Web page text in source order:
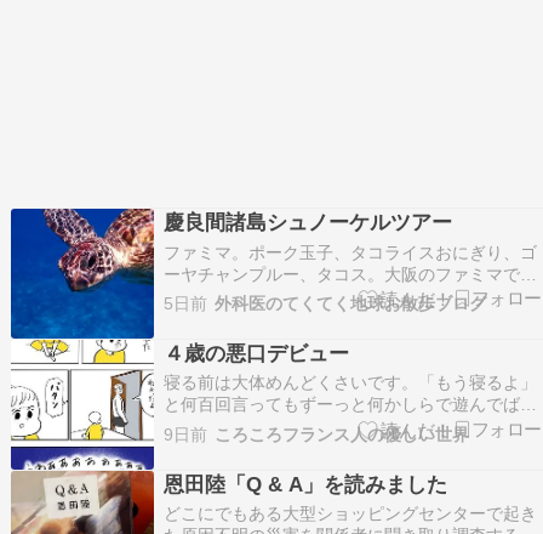
慶良間諸島シュノーケルツアー
ファミマ。ポーク玉子、タコライスおにぎり、ゴ
ーヤチャンプルー、タコス。大阪のファミマであ
まりないラインナップ。慶良間諸島へgo!北谷か
ら1時間ほどクエフっていう無人島付近、めちゃ
くちゃ美しい船長がさくさく釣るアオリイカ透明
包丁でさくさく切ってイカ墨醤油吸盤がまだ生き
てる透明のイ…
5日前 外科医のてくてく地球お散歩ブログ
４歳の悪口デビュー
寝る前は大体めんどくさいです。「もう寝るよ」
と何百回言ってもずーっと何かしらで遊んでばか
り、ついにパパに怒られてしまったベベダモが鬱
憤を晴らすために悪口を言いました。「パパは飛
行機で寝ればいい」と言ったものの本当に出てっ
てしまうと、後悔からか寂しさからか大号泣。可
愛い悪口とその後…
9日前 ころころフランス人の優しい世界
恩田陸「Q & A」を読みました
どこにでもある大型ショッピングセンターで起き